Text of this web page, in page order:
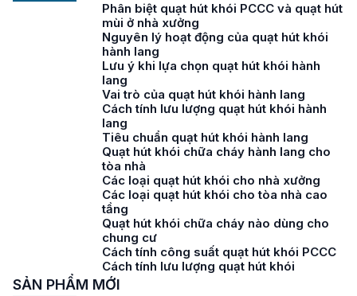
Phân biệt quạt hút khói PCCC và quạt hút
mùi ở nhà xưởng
Nguyên lý hoạt động của quạt hút khói
hành lang
Lưu ý khi lựa chọn quạt hút khói hành
lang
Vai trò của quạt hút khói hành lang
Cách tính lưu lượng quạt hút khói hành
lang
Tiêu chuẩn quạt hút khói hành lang
Quạt hút khói chữa cháy hành lang cho
tòa nhà
Các loại quạt hút khói cho nhà xưởng
Các loại quạt hút khói cho tòa nhà cao
tầng
Quạt hút khói chữa cháy nào dùng cho
chung cư
Cách tính công suất quạt hút khói PCCC
Cách tính lưu lượng quạt hút khói
SẢN PHẨM MỚI